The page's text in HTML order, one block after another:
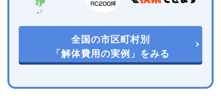
全国の市区町村別
「解体費用の実例」をみる